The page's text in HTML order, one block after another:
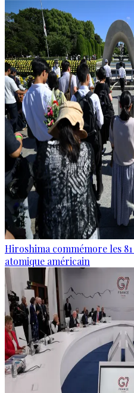
Hiroshima commémore les
atomique américain